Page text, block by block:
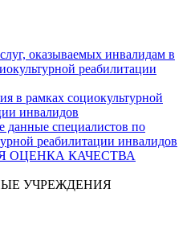
оказываемых инвалидам в
реабилитации
в рамках социокультурной
инвалидов
данные специалистов по
реабилитации инвалидов
ОЦЕНКА КАЧЕСТВА
УЧРЕЖДЕНИЯ